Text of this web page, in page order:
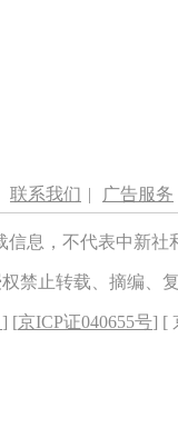
联系我们 | 广告服务
信息，不代表中新
禁止转载、摘编、
] [京ICP证040655号] [